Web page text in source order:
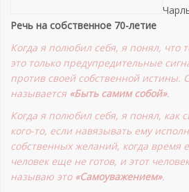
Речь на собственное 70-летие
Когда я полюбил себя, я понял, что
это только предупредительные
против своей собственной истины.
называется «Быть самим собой».
Когда я полюбил себя, я понял, как
кого-то, если навязывать ему
собственных желаний, когда
человек еще не готов, и этот
называю это «Самоуважением».